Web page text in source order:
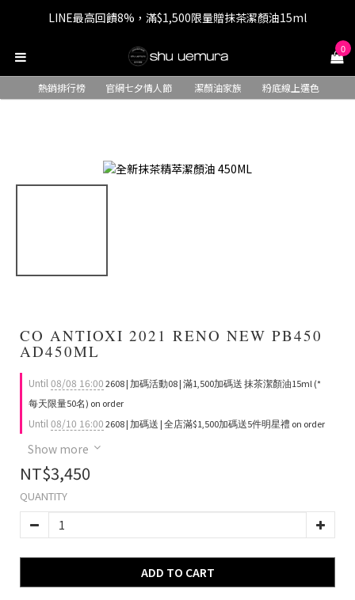
七夕情人節 全站9折，下單享免運+贈$200回購金
LINE最高回饋8%，滿$1,500限量贈抹茶潔顏油15ml
七夕情人節 全站9折，下單享免運+贈$200回購金 0
熱銷排行榜 官網七夕情人節 潔顏油家族 粉底線上選色
CO ANTIOXI 2021 RENO NEW PB450
AD450ML
Until 08/08 16:00 2608 | 加碼活動08 | 滿1,500加碼送 抹茶潔顏油15ml (*
每天限量50名) on order
Until 08/10 16:00 2608 | 加碼送 | 全店滿$1,500加碼送5件明星禮 on order
Show more
NT$3,450
QUANTITY
ADD TO CART